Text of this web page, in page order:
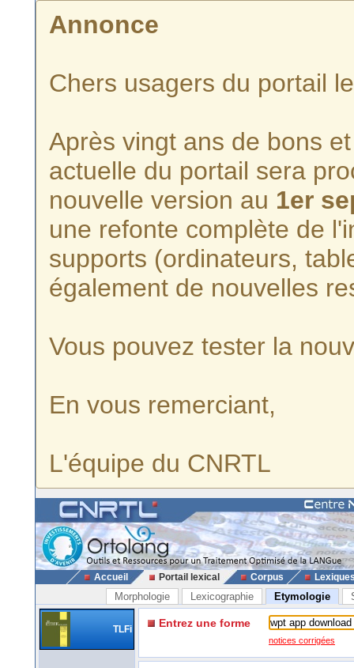
Annonce
Chers usagers du portail
Après vingt ans de bons
actuelle du portail sera
nouvelle version au 1er
une refonte complète de
supports (ordinateurs,
également de nouvelles
Vous pouvez tester la
En vous remerciant,
L'équipe du CNRTL
Accueil Portail lexical Corpus
Morphologie Lexicographie Etymologie
TLFi Entrez une forme
notices corrigées